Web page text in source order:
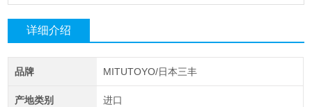
详细介绍
品牌 MITUTOYO/日本三丰
产地类别 进口